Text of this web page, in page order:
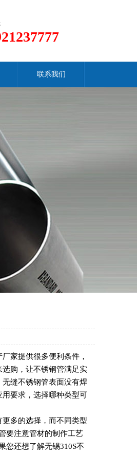
联系我们
家提供很多便利条件，
购，让不锈钢管满足实
缝不锈钢管表面没有焊
要求，选择哪种类型可
多的选择，而不同类型
要注意管材的制作工艺
您还想了解无锡310S不